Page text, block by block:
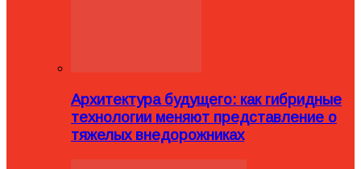
Архитектура будущего: как гибридные
технологии меняют представление о
тяжелых внедорожниках